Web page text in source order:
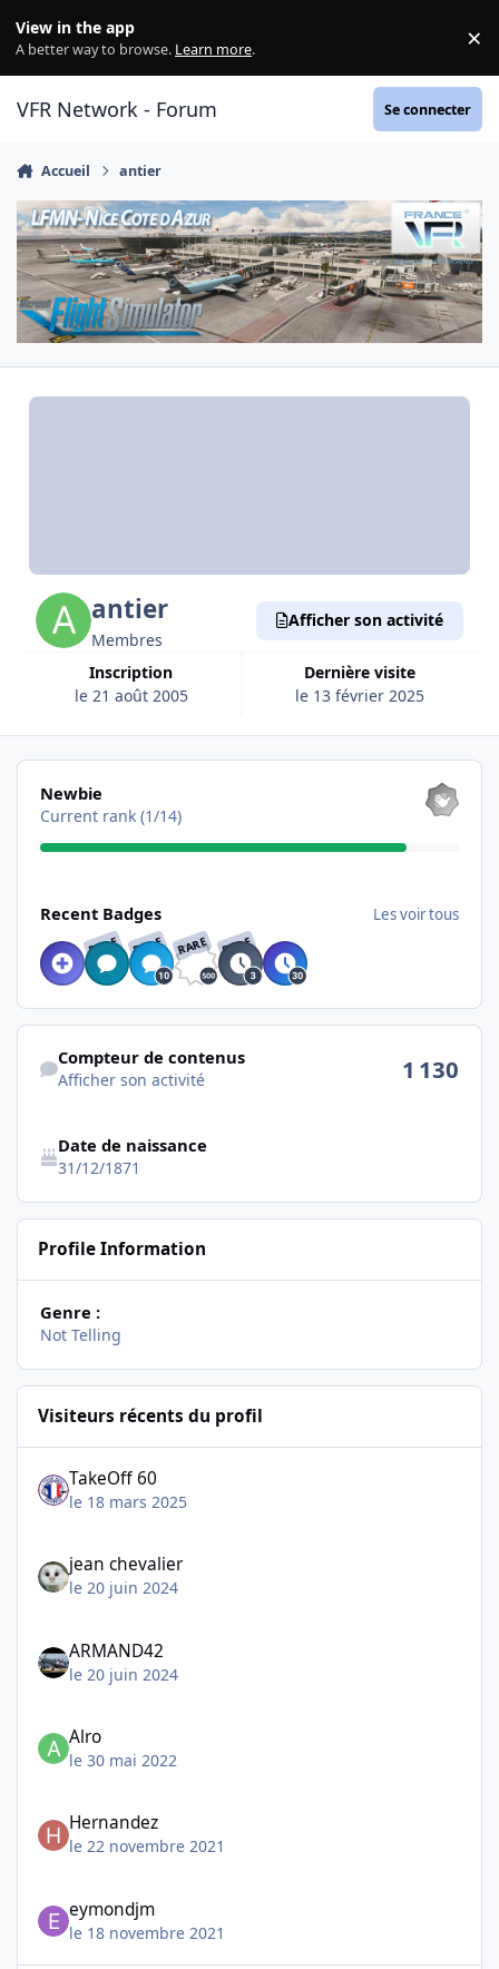
View in the app
A better way to browse. Learn more. ×
VFR Network - Forum Se connecter
Accueil antier
antier
Membres
Inscription
le 21 août 2005
Dernière visite
le 13 février 2025
Afficher son activité
Les voir tous
Newbie
Current rank (1/14)
Recent Badges Les voir tous
RARE RARE RARE RARE
Afficher son activité
Compteur de contenus
Afficher son activité 1 130
Date de naissance
31/12/1871
Profile Information
Genre :
Not Telling
Visiteurs récents du profil
TakeOff 60
le 18 mars 2025
jean chevalier
le 20 juin 2024
ARMAND42
le 20 juin 2024
Alro
le 30 mai 2022
Hernandez
le 22 novembre 2021
eymondjm
le 18 novembre 2021